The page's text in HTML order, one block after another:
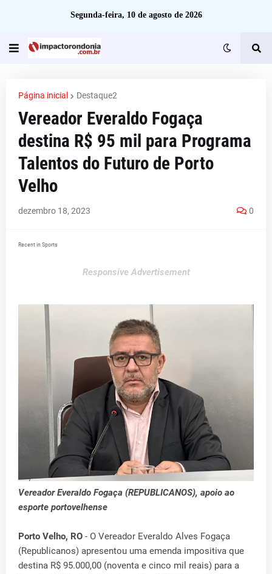
Segunda-feira, 10 de agosto de 2026
Página inicial Destaque2
Vereador Everaldo Fogaça
destina R$ 95 mil para Programa
Talentos do Futuro de Porto
Velho
dezembro 18, 2023 0
Recent in Sports
Responsive Advertisement
Vereador Everaldo Fogaça (REPUBLICANOS), apoio ao
esporte portovelhense
Porto Velho, RO - O Vereador Everaldo Alves Fogaça
(Republicanos) apresentou uma emenda impositiva que
destina R$ 95.000,00 (noventa e cinco mil reais) para a